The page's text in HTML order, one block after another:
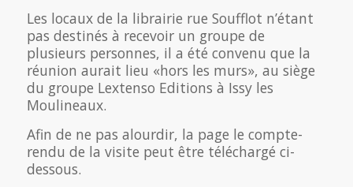
Les locaux de la librairie rue Soufflot n’étant
pas destinés à recevoir un groupe de
plusieurs personnes, il a été convenu que la
réunion aurait lieu «hors les murs», au siège
du groupe Lextenso Editions à Issy les
Moulineaux.
Afin de ne pas alourdir, la page le compte-
rendu de la visite peut être téléchargé ci-
dessous.